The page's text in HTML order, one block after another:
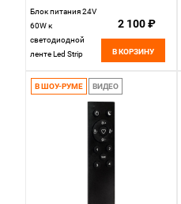
Блок питания 24V
60W к
светодиодной
ленте Led Strip
14,2*4,8*-2,8 см,
Maytoni 821001,
2 100 ₽
В КОРЗИНУ
В ШОУ-РУМЕ ВИДЕО